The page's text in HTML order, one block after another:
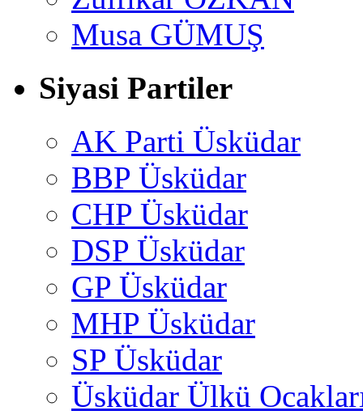
Musa GÜMUŞ
Siyasi Partiler
AK Parti Üsküdar
BBP Üsküdar
CHP Üsküdar
DSP Üsküdar
GP Üsküdar
MHP Üsküdar
SP Üsküdar
Üsküdar Ülkü